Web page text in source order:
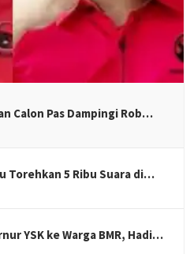
Calon Pas Dampingi Rob…
Torehkan 5 Ribu Suara di…
YSK ke Warga BMR, Hadi…